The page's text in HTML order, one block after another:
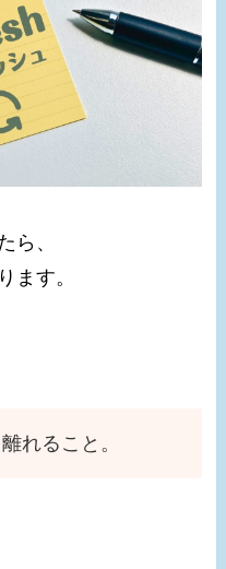
ら、
ます。
れること。